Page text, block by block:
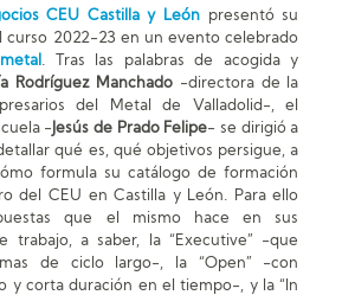
CEU Castilla y León presentó su
curso 2022-23 en un evento celebrado
. Tras las palabras de acogida y
Rodríguez Manchado -directora de la
del Metal de Valladolid-, el
- Jesús de Prado Felipe- se dirigió a
qué es, qué objetivos persigue, a
formula su catálogo de formación
del CEU en Castilla y León. Para ello
que el mismo hace en sus
trabajo, a saber, la “Executive” -que
de ciclo largo-, la “Open” -con
y corta duración en el tiempo-, y la “In